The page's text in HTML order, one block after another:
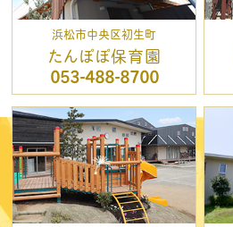
浜松市中央区初生町
たんぽぽ保育園
053-488-8700